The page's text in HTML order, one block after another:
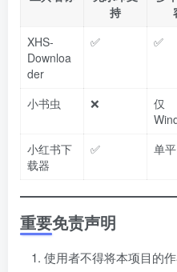
持
XHS-
Downloa
der
✅ ✅
小书虫 ❌
仅
小红书下
载器
✅ 单
重要免责声明
使用者不得将本项目的